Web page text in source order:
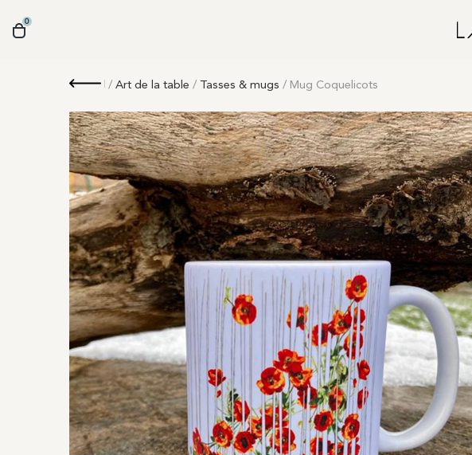
0
Retour
/Art de la table / Tasses & mugs / Mug Coquelicots